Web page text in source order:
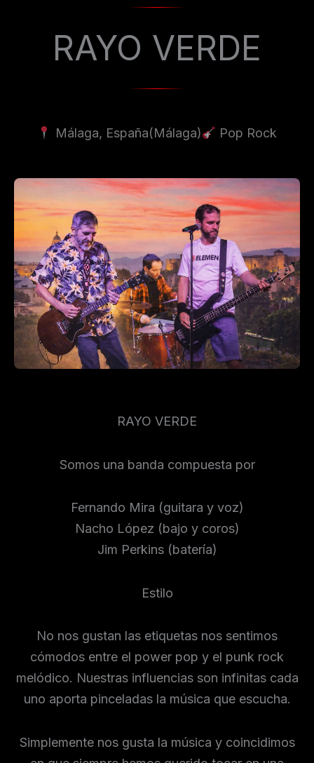
RAYO VERDE
Málaga, España(Málaga) Pop Rock
RAYO VERDE
Somos una banda compuesta por
Fernando Mira (guitara y voz)
Nacho López (bajo y coros)
Jim Perkins (batería)
Estilo
No nos gustan las etiquetas nos sentimos
cómodos entre el power pop y el punk rock
melódico. Nuestras influencias son infinitas cada
uno aporta pinceladas la música que escucha.
Simplemente nos gusta la música y coincidimos